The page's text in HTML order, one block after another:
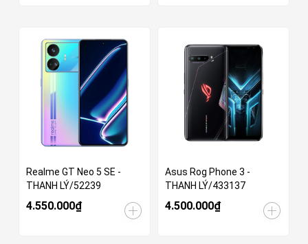
Realme GT Neo 5 SE -
THANH LÝ/52239
4.550.000₫
Asus Rog Phone 3 -
THANH LÝ/433137
4.500.000₫